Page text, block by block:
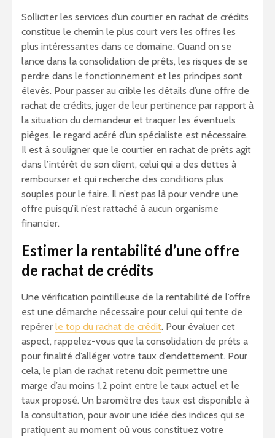
Solliciter les services d’un courtier en rachat de crédits
constitue le chemin le plus court vers les offres les
plus intéressantes dans ce domaine. Quand on se
lance dans la consolidation de prêts, les risques de se
perdre dans le fonctionnement et les principes sont
élevés. Pour passer au crible les détails d’une offre de
rachat de crédits, juger de leur pertinence par rapport à
la situation du demandeur et traquer les éventuels
pièges, le regard acéré d’un spécialiste est nécessaire.
Il est à souligner que le courtier en rachat de prêts agit
dans l’intérêt de son client, celui qui a des dettes à
rembourser et qui recherche des conditions plus
souples pour le faire. Il n’est pas là pour vendre une
offre puisqu’il n’est rattaché à aucun organisme
financier.
Estimer la rentabilité d’une offre
de rachat de crédits
Une vérification pointilleuse de la rentabilité de l’offre
est une démarche nécessaire pour celui qui tente de
repérer le top du rachat de crédit. Pour évaluer cet
aspect, rappelez-vous que la consolidation de prêts a
pour finalité d’alléger votre taux d’endettement. Pour
cela, le plan de rachat retenu doit permettre une
marge d’au moins 1,2 point entre le taux actuel et le
taux proposé. Un baromètre des taux est disponible à
la consultation, pour avoir une idée des indices qui se
pratiquent au moment où vous constituez votre